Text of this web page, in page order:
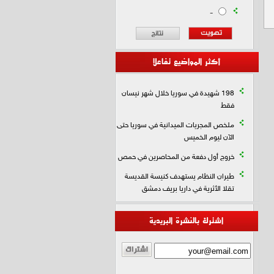
-
أكثر المواضيع تفاعلا
198 شهيدة في سوريا خلال شهر نيسان
فقط
ملخص المجريات الميدانية في سوريا حتى
الآن ليوم الخميس
خروج أول دفعة من المحاصرين في حمص
طيران النظام يستهدف كنيسة القديسة
تقلا الأثرية في داريا بريف دمشق
اشترك بالنشرة البريدية